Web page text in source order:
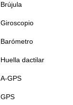
Brújula
Giroscopio
Barómetro
Huella dactilar
A-GPS
GPS